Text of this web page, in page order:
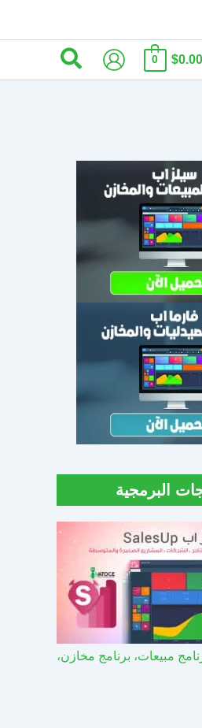
$0.00
0 البحث
البرمجية
مبيعات، برنامج مخازن،